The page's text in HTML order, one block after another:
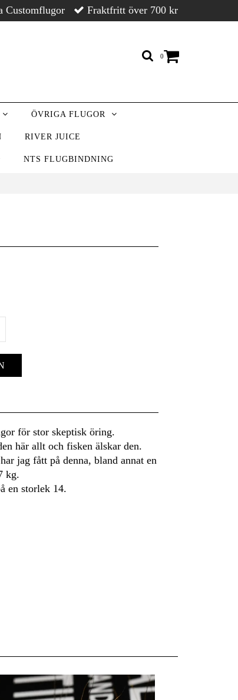
Customflugor Fraktfritt över 700 kr
0
ÖVRIGA FLUGOR
RIVER JUICE
NTS FLUGBINDNING
för stor skeptisk öring.
här allt och fisken älskar den.
jag fått på denna, bland annat en
kg.
en storlek 14.